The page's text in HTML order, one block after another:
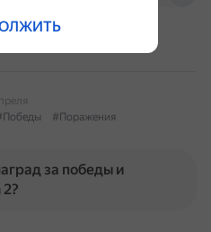
#Поражения
за победы и